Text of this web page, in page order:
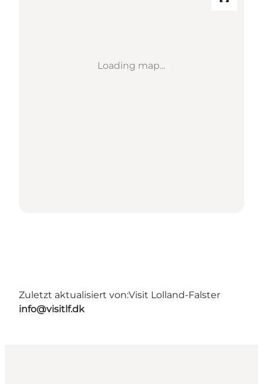
Loading map...
Zuletzt aktualisiert von:Visit Lolland-Falster
info@visitlf.dk